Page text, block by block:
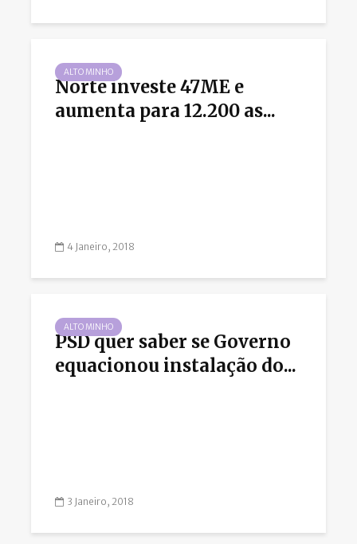
ALTO MINHO
Norte investe 47ME e
aumenta para 12.200 as...
4 Janeiro, 2018
ALTO MINHO
PSD quer saber se Governo
equacionou instalação do...
3 Janeiro, 2018